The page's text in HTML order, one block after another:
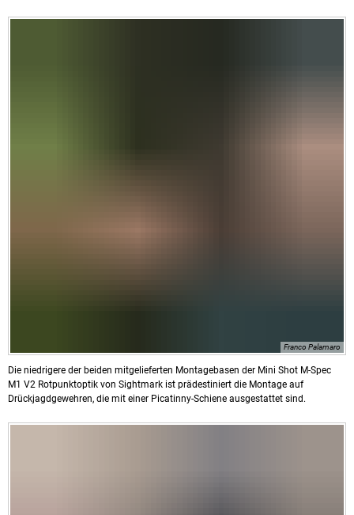
Franco Palamaro
Die niedrigere der beiden mitgelieferten Montagebasen der Mini Shot M-Spec
M1 V2 Rotpunktoptik von Sightmark ist prädestiniert die Montage auf
Drückjagdgewehren, die mit einer Picatinny-Schiene ausgestattet sind.